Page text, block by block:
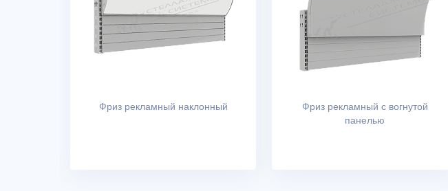
Фриз рекламный наклонный
Фриз рекламный с вогнутой
панелью